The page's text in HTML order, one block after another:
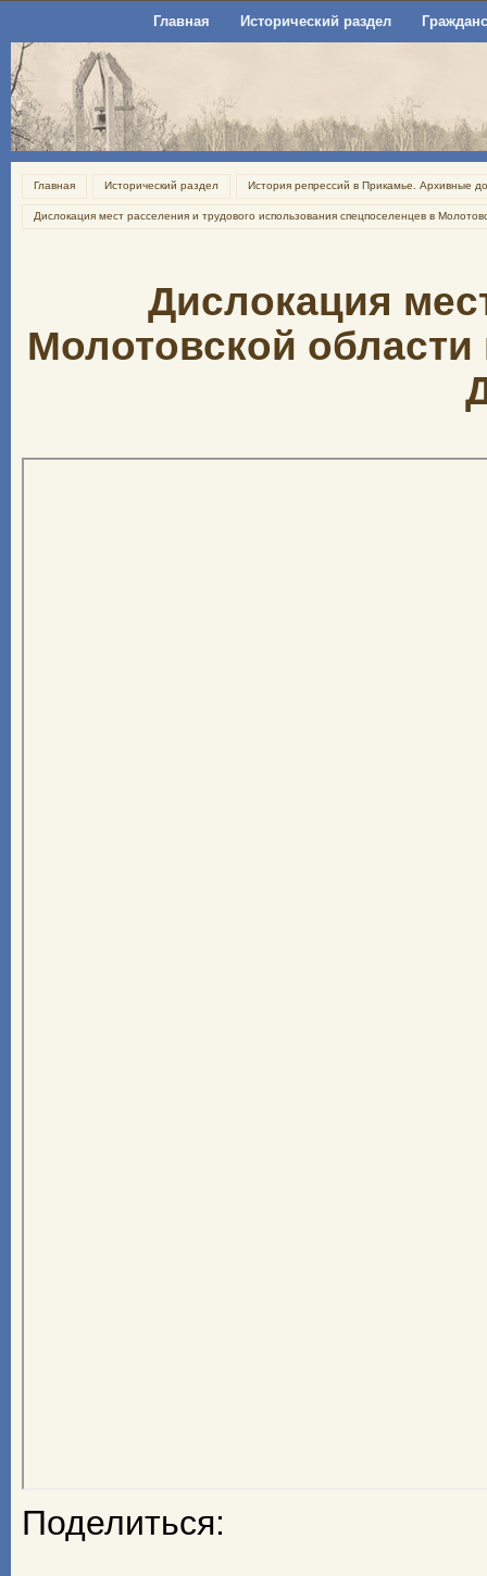
Главная Исторический раздел
Главная Исторический раздел История репрессий в Прикамье. Архивные
Дислокация мест расселения и трудового использования спецпоселенцев в
Дислокация
Молотовской
Поделиться: